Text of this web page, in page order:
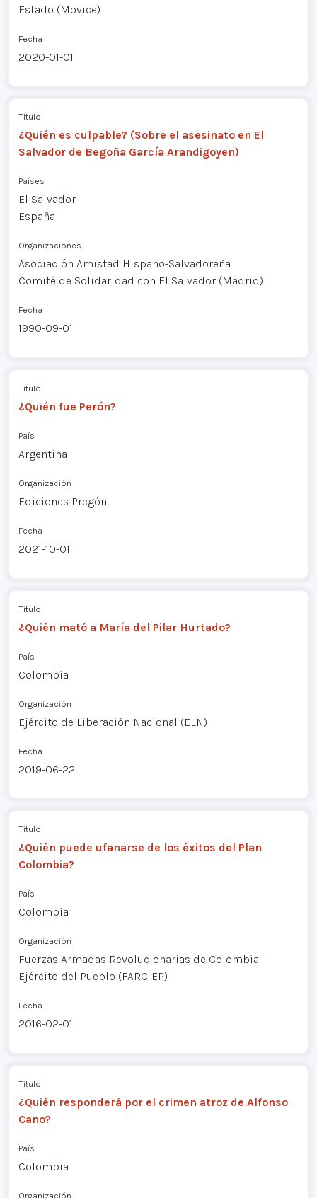
Estado (Movice)
Fecha
2020-01-01
Título
¿Quién es culpable? (Sobre el asesinato en El
Salvador de Begoña García Arandigoyen)
Países
El Salvador
España
Organizaciones
Asociación Amistad Hispano-Salvadoreña
Comité de Solidaridad con El Salvador (Madrid)
Fecha
1990-09-01
Título
¿Quién fue Perón?
País
Argentina
Organización
Ediciones Pregón
Fecha
2021-10-01
Título
¿Quién mató a María del Pilar Hurtado?
País
Colombia
Organización
Ejército de Liberación Nacional (ELN)
Fecha
2019-06-22
Título
¿Quién puede ufanarse de los éxitos del Plan
Colombia?
País
Colombia
Organización
Fuerzas Armadas Revolucionarias de Colombia -
Ejército del Pueblo (FARC-EP)
Fecha
2016-02-01
Título
¿Quién responderá por el crimen atroz de Alfonso
Cano?
País
Colombia
Organización